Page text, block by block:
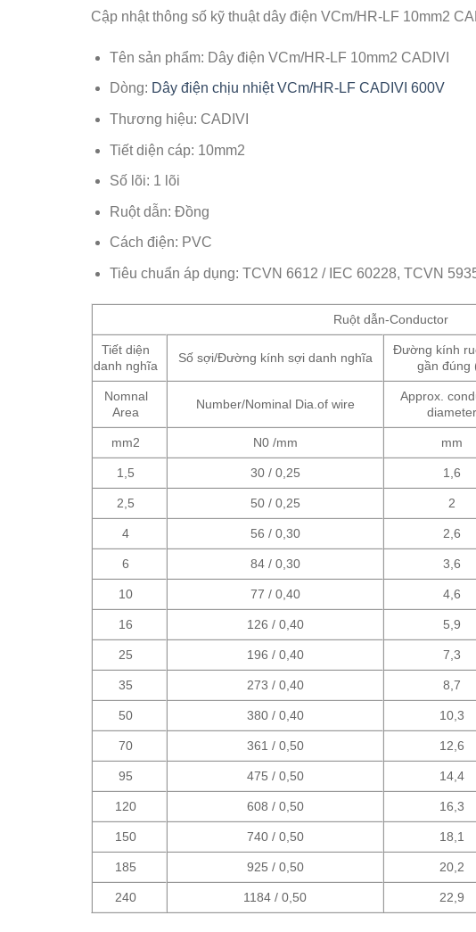
Cập nhật thông số kỹ thuật dây điện VCm/HR-LF 10mm2
Tên sản phẩm: Dây điện VCm/HR-LF 10mm2 CADIVI
Dòng: Dây điện chịu nhiệt VCm/HR-LF CADIVI 600V
Thương hiệu: CADIVI
Tiết diện cáp: 10mm2
Số lõi: 1 lõi
Ruột dẫn: Đồng
Cách điện: PVC
Tiêu chuẩn áp dụng: TCVN 6612 / IEC 60228, TCVN
Ruột dẫn-Conductor
Tiết diện
danh nghĩa
Số sợi/Đường kính sợi danh nghĩa
Đường kính
gần đúng
Nomnal
Area
Number/Nominal Dia.of wire
Approx.
diameter
mm2 N0 /mm mm
1,5 30 / 0,25 1,6
2,5 50 / 0,25 2
4 56 / 0,30 2,6
6 84 / 0,30 3,6
10 77 / 0,40 4,6
16 126 / 0,40 5,9
25 196 / 0,40 7,3
35 273 / 0,40 8,7
50 380 / 0,40 10,3
70 361 / 0,50 12,6
95 475 / 0,50 14,4
120 608 / 0,50 16,3
150 740 / 0,50 18,1
185 925 / 0,50 20,2
240 1184 / 0,50 22,9